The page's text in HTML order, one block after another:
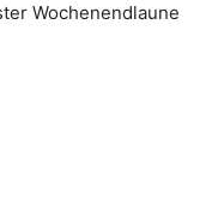
Wochenendlaune